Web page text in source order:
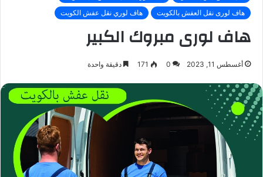
هاف لورى نقل العفش بالكويت
هاف لوري نقل عفش الكويت
هاف لورى مبروك الكبير
أغسطس 11, 2023 0
171 دقيقة واحدة